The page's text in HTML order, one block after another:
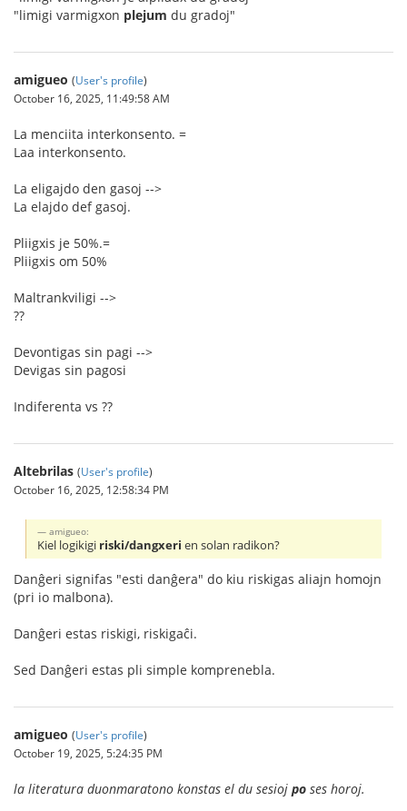
"limigi varmigxon plejum du gradoj"
amigueo (User's profile)
October 16, 2025, 11:49:58 AM
La menciita interkonsento. =
Laa interkonsento.
La eligajdo den gasoj -->
La elajdo def gasoj.
Pliigxis je 50%.=
Pliigxis om 50%
Maltrankviligi -->
??
Devontigas sin pagi -->
Devigas sin pagosi
Indiferenta vs ??
Altebrilas (User's profile)
October 16, 2025, 12:58:34 PM
amigueo:
Kiel logikigi riski/dangxeri en solan radikon?
Danĝeri signifas "esti danĝera" do kiu riskigas aliajn homojn
(pri io malbona).
Danĝeri estas riskigi, riskigaĉi.
Sed Danĝeri estas pli simple komprenebla.
amigueo (User's profile)
October 19, 2025, 5:24:35 PM
la literatura duonmaratono konstas el du sesioj po ses horoj.